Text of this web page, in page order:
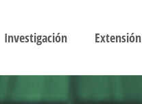
Investigación Extensión